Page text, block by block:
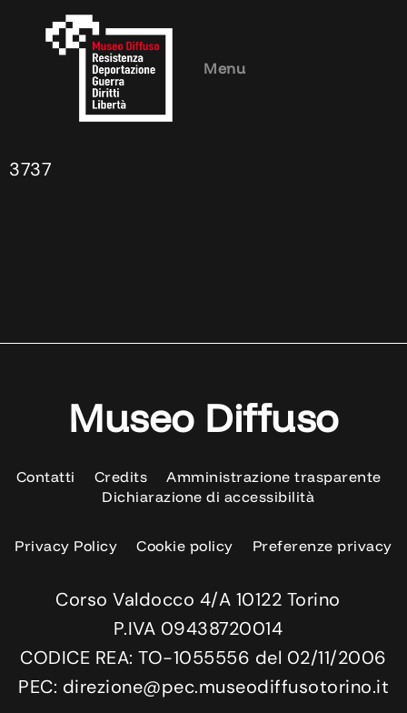
Menu
3737
Museo Diffuso
Contatti Credits
Amministrazione trasparente
Dichiarazione di accessibilità
Privacy Policy Cookie policy Preferenze privacy
Corso Valdocco 4/A 10122 Torino
P.IVA 09438720014
CODICE REA: TO-1055556 del 02/11/2006
PEC: direzione@pec.museodiffusotorino.it